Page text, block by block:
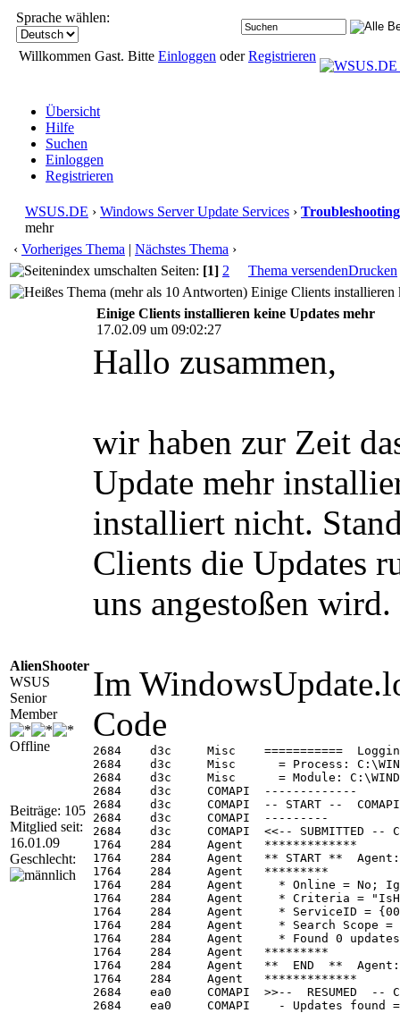
Sprache wählen:
Willkommen Gast. Bitte Einloggen oderRegistrieren
Übersicht
Hilfe
Suchen
Einloggen
Registrieren
WSUS.DE › Windows Server Update Services › Troubleshooting
mehr
‹ Vorheriges Thema | Nächstes Thema ›
Seiten: [1] 2 Thema versendenDrucken
Einige Clients installieren
AlienShooter
WSUS
Senior
Member
Offline
Beiträge: 105
Mitglied seit:
16.01.09
Geschlecht:
Einige Clients installieren keine Updates mehr
17.02.09 um 09:02:27
Hallo zusammen,
wir haben zur Zeit
Update mehr
installiert nicht.
Clients die Updates
uns angestoßen wird.
Im
Code
2684	d3c	Misc	===========  Logging initialized (build: 7.2.6001.784, tz: +0100)  ===========
2684	d3c	Misc	  = Process: C:\WINDOWS\system32\cscript.exe
2684	d3c	Misc	  = Module: C:\WINDOWS\system32\wuapi.dll
2684	d3c	COMAPI	-------------
2684	d3c	COMAPI	-- START --  COMAPI: Search [ClientId = <NULL>]
2684	d3c	COMAPI	---------
2684	d3c	COMAPI	<<-- SUBMITTED -- COMAPI: Search [ClientId = <NULL>]
1764	284	Agent	*************
1764	284	Agent	** START **  Agent: Finding updates [CallerId = ]
1764	284	Agent	*********
1764	284	Agent	  * Online = No; Ignore download priority = No
1764	284	Agent	  * Criteria = "IsHidden=1"
1764	284	Agent	  * ServiceID = {00000000-0000-0000-0000-000000000000}
1764	284	Agent	  * Search Scope = {Machine}
1764	284	Agent	  * Found 0 updates and 47 categories in search; evaluated appl. rules of 103 out of 1484 deployed entities
1764	284	Agent	*********
1764	284	Agent	**  END  **  Agent: Finding updates [CallerId = ]
1764	284	Agent	*************
2684	ea0	COMAPI	>>--  RESUMED  -- COMAPI: Search [ClientId = <NULL>]
2684	ea0	COMAPI	  - Updates found = 0